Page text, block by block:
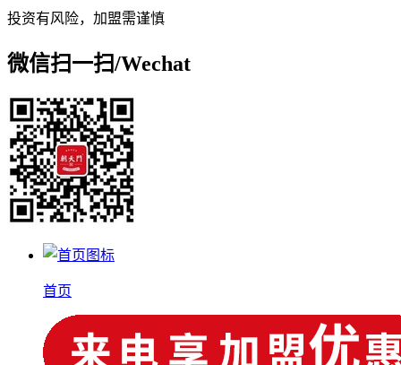
投资有风险，加盟需谨慎
微信扫一扫/Wechat
首页